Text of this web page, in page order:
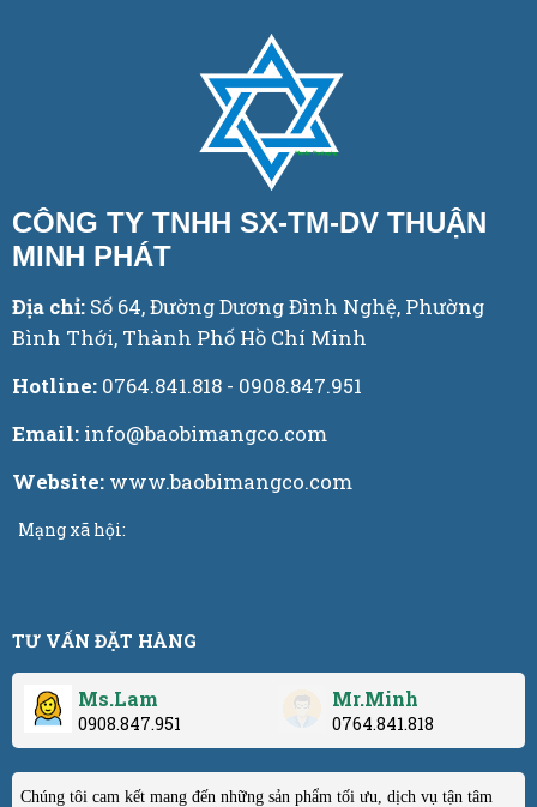
CÔNG TY TNHH SX-TM-DV THUẬN
MINH PHÁT
Địa chỉ: Số 64, Đường Dương Đình Nghệ, Phường
Bình Thới, Thành Phố Hồ Chí Minh
Hotline: 0764.841.818 - 0908.847.951
Email: info@baobimangco.com
Website: www.baobimangco.com
Mạng xã hội:
TƯ VẤN ĐẶT HÀNG
Ms.Lam
0908.847.951
Mr.Minh
0764.841.818
Chúng tôi cam kết mang đến những sản phẩm tối ưu, dịch vụ tận tâm